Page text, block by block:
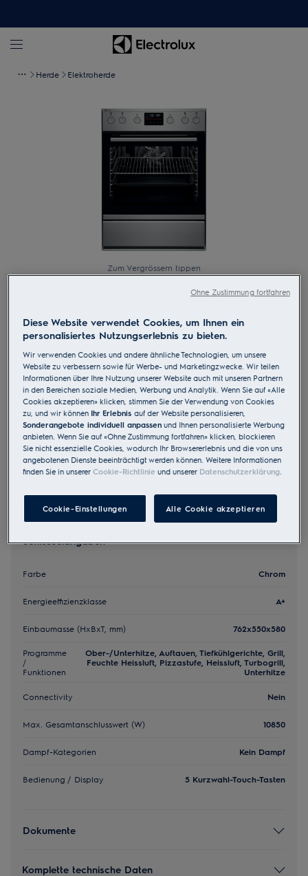
Herde Elektroherde
Zum Vergrössern tippen
EH7L4CN
Einbauherd SMS Chrom
4.6 (28)
EU Produkt Fiche
CHF 1’850.00
UVP inkl. MwSt CHF (exkl. vRB)
Schlüsselangaben
Farbe Chrom
Energieeffizienzklasse A+
Einbaumasse (HxBxT, mm) 762x550x580
Programme
/
Funktionen
Ober-/Unterhitze, Auftauen, Tiefkühlgerichte, Grill,
Feuchte Heissluft, Pizzastufe, Heissluft, Turbogrill,
Unterhitze
Connectivity Nein
Max. Gesamtanschlusswert (W) 10850
Dampf-Kategorien Kein Dampf
Bedienung / Display 5 Kurzwahl-Touch-Tasten
Dokumente
Komplette technische Daten
Diese Website verwendet Cookies, um Ihnen ein
personalisiertes Nutzungserlebnis zu bieten.
Wir verwenden Cookies und andere ähnliche Technologien, um unsere
Website zu verbessern sowie für Werbe- und Marketingzwecke. Wir teilen
Informationen über Ihre Nutzung unserer Website auch mit unseren Partnern
in den Bereichen soziale Medien, Werbung und Analytik. Wenn Sie auf «Alle
Cookies akzeptieren» klicken, stimmen Sie der Verwendung von Cookies
zu, und wir können Ihr Erlebnisauf der Website personalisieren,
Sonderangebote individuell anpassen und Ihnen personalisierte Werbung
anbieten. Wenn Sie auf «Ohne Zustimmung fortfahren» klicken, blockieren
Sie nicht essenzielle Cookies, wodurch Ihr Browsererlebnis und die von uns
angebotenen Dienste beeinträchtigt werden können. Weitere Informationen
finden Sie in unsererCookie-Richtlinie und unserer Datenschutzerklärung.
Cookie-Einstellungen Alle Cookie akzeptieren
Ohne Zustimmung fortfahren